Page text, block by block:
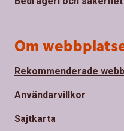
Om
Rekommenderade
Användarvillkor
Sajtkarta